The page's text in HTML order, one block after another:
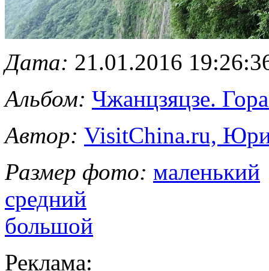
Дата: 21.01.2016
Альбом: Чжанцзяцзе.
Автор: VisitChina.ru,
Размер фото: маленький
средний
большой
Реклама: